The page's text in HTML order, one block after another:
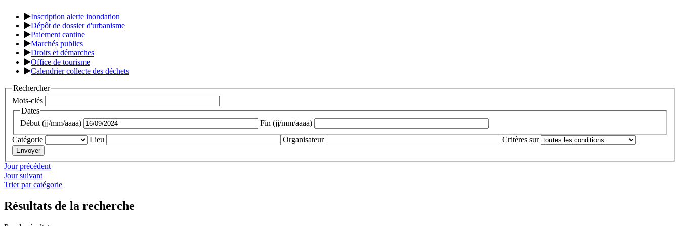
Inscription alerte inondation
Dépôt de dossier d'urbanisme
Paiement cantine
Marchés publics
Droits et démarches
Office de tourisme
Calendrier collecte des déchets
Rechercher
Mots-clés
Dates
Début (jj/mm/aaaa)
Fin (jj/mm/aaaa)
Catégorie
Lieu Organisateur Critères sur
Jour précédent
Jour suivant
Trier par catégorie
Résultats de la recherche